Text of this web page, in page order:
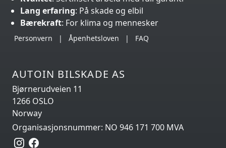
Lang erfaring: På skade og elbil
Bærekraft: For klima og mennesker
Personvern | Åpenhetsloven | FAQ
AUTOIN BILSKADE AS
Bjørnerudveien 11
1266 OSLO
Norway
Organisasjonsnummer: NO 946 171 700 MVA